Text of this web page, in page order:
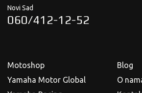
Novi Sad
060/412-12-52
Motoshop
Yamaha Motor Global
Blog
O